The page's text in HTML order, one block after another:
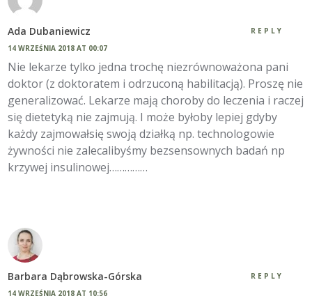
Ada Dubaniewicz
14 WRZEŚNIA 2018 AT 00:07
REPLY
Nie lekarze tylko jedna trochę niezrównoważona pani
doktor (z doktoratem i odrzuconą habilitacją). Proszę nie
generalizować. Lekarze mają choroby do leczenia i raczej
się dietetyką nie zajmują. I może byłoby lepiej gdyby
każdy zajmowałsię swoją działką np. technologowie
żywności nie zalecalibyśmy bezsensownych badań np
krzywej insulinowej……………
Barbara Dąbrowska-Górska
14 WRZEŚNIA 2018 AT 10:56
REPLY